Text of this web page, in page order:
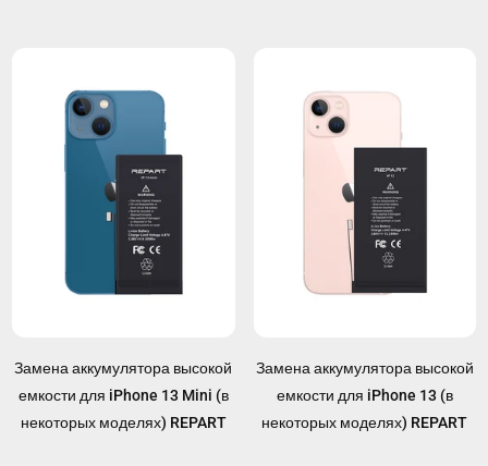
Замена аккумулятора высокой
емкости для iPhone 13 Mini (в
некоторых моделях) REPART
Замена аккумулятора высокой
емкости для iPhone 13 (в
некоторых моделях) REPART